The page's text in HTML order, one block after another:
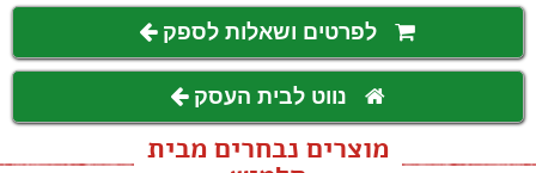
לפרטים ושאלות לספק
נווט לבית העסק
מוצרים נבחרים מבית